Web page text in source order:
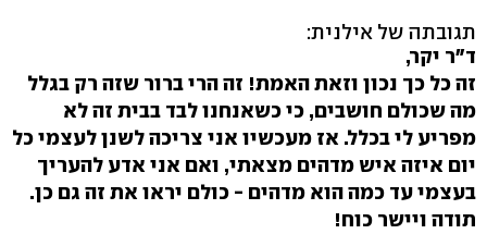
תגובתה של אילנית:
ד"ר יקר,
זה כל כך נכון וזאת האמת! זה הרי ברור שזה רק בגלל
מה שכולם חושבים, כי כשאנחנו לבד בבית זה לא
מפריע לי בכלל. אז מעכשיו אני צריכה לשנן לעצמי כל
יום איזה איש מדהים מצאתי, ואם אני אדע להעריך
בעצמי עד כמה הוא מדהים - כולם יראו את זה גם כן.
תודה ויישר כוח!